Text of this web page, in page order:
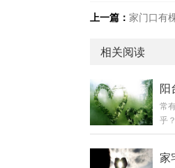
上一篇： 家门口有
相关阅读
常
乎
是
列
家